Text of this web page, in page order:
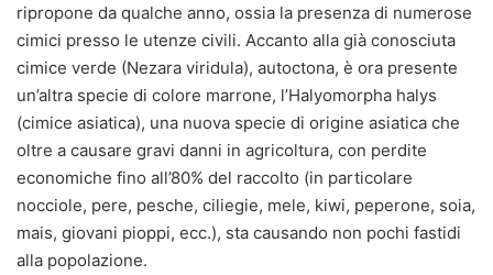
ripropone da qualche anno, ossia la presenza di numerose
cimici presso le utenze civili. Accanto alla già conosciuta
cimice verde (Nezara viridula), autoctona, è ora presente
un’altra specie di colore marrone, l’Halyomorpha halys
(cimice asiatica), una nuova specie di origine asiatica che
oltre a causare gravi danni in agricoltura, con perdite
economiche fino all’80% del raccolto (in particolare
nocciole, pere, pesche, ciliegie, mele, kiwi, peperone, soia,
mais, giovani pioppi, ecc.), sta causando non pochi fastidi
alla popolazione.